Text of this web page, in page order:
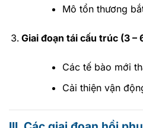
Mô tổn thương
Giai đoạn tái cấu trúc (3 –
Các tế bào mới
Cải thiện vận